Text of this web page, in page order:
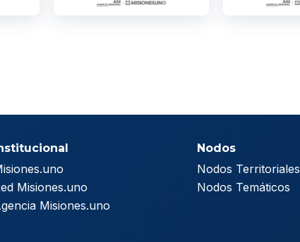
Misiones.uno
Misiones.uno
Nodos
Nodos Territoriales
Nodos Temáticos